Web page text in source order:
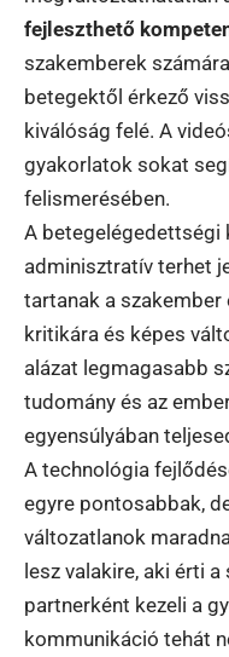
fejleszthető
szakemberek
betegektől érkező
kiválóság felé. A
gyakorlatok sokat
felismerésében.
A betegelégedettségi
adminisztratív terhet
tartanak a szakember
kritikára és képes
alázat legmagasabb
tudomány és az
egyensúlyában
A technológia
egyre pontosabbak,
változatlanok
lesz valakire, aki érti
partnerként kezeli a
kommunikáció tehát